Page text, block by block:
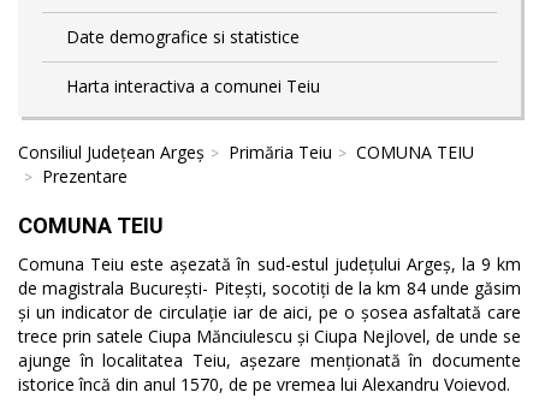
Date demografice si statistice
Harta interactiva a comunei Teiu
Consiliul Județean Argeș Primăria Teiu
COMUNA TEIU
Prezentare
COMUNA TEIU
Comuna Teiu este așezată în sud-estul județului Argeș, la 9 km
de magistrala București- Pitești, socotiți de la km 84 unde găsim
și un indicator de circulație iar de aici, pe o șosea asfaltată care
trece prin satele Ciupa Mănciulescu și Ciupa Nejlovel, de unde se
ajunge în localitatea Teiu, așezare menționată în documente
istorice încă din anul 1570, de pe vremea lui Alexandru Voievod.